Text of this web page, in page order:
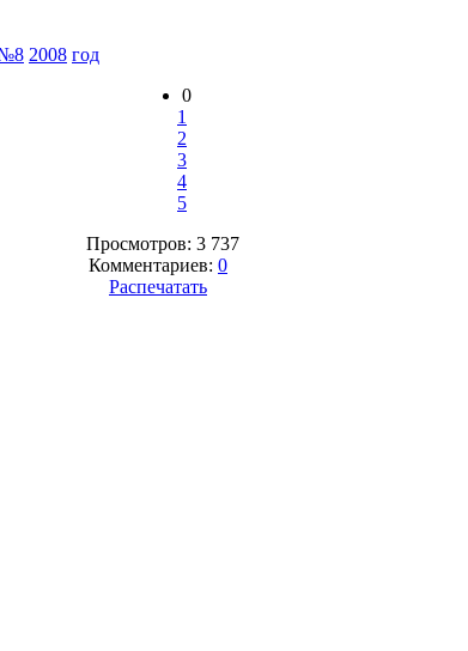
2008 год
0
1
2
3
4
5
Просмотров: 3 737
Комментариев: 0
Распечатать